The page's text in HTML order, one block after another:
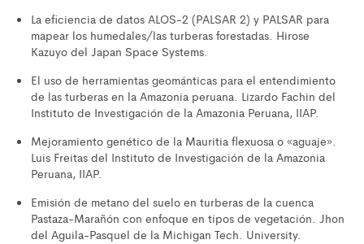
La eficiencia de datos ALOS-2 (PALSAR 2) y PALSAR para
mapear los humedales/las turberas forestadas. Hirose
Kazuyo del Japan Space Systems.
El uso de herramientas geománticas para el entendimiento
de las turberas en la Amazonia peruana. Lizardo Fachin del
Instituto de Investigación de la Amazonia Peruana, IIAP.
Mejoramiento genético de la Mauritia flexuosa o «aguaje».
Luis Freitas del Instituto de Investigación de la Amazonia
Peruana, IIAP.
Emisión de metano del suelo en turberas de la cuenca
Pastaza-Marañón con enfoque en tipos de vegetación. Jhon
del Aguila-Pasquel de la Michigan Tech. University.